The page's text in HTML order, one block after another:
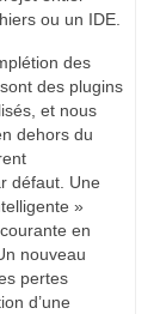
ou un IDE.
des
des plugins
et nous
dehors du
défaut. Une
»
en
nouveau
pertes
d’une